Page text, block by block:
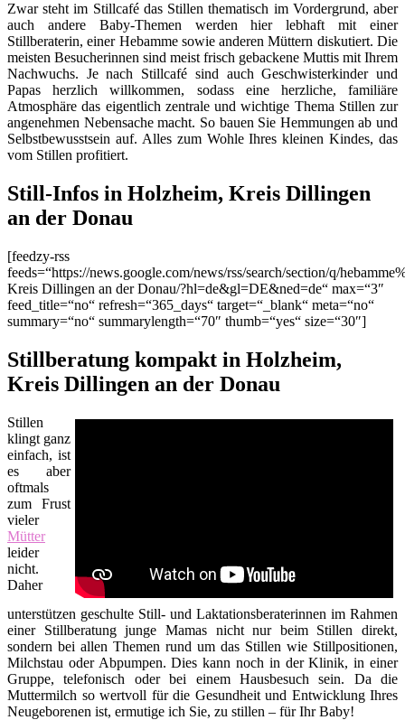
Zwar steht im Stillcafé das Stillen thematisch im Vordergrund, aber
auch andere Baby-Themen werden hier lebhaft mit einer
Stillberaterin, einer Hebamme sowie anderen Müttern diskutiert. Die
meisten Besucherinnen sind meist frisch gebackene Muttis mit Ihrem
Nachwuchs. Je nach Stillcafé sind auch Geschwisterkinder und
Papas herzlich willkommen, sodass eine herzliche, familiäre
Atmosphäre das eigentlich zentrale und wichtige Thema Stillen zur
angenehmen Nebensache macht. So bauen Sie Hemmungen ab und
Selbstbewusstsein auf. Alles zum Wohle Ihres kleinen Kindes, das
vom Stillen profitiert.
Still-Infos in Holzheim, Kreis Dillingen
an der Donau
[feedzy-rss
feeds=“https://news.google.com/news/rss/search/section/q/
Kreis Dillingen an der Donau/?hl=de&gl=DE&ned=de“ max=“3″
feed_title=“no“ refresh=“365_days“ target=“_blank“ meta=“no“
summary=“no“ summarylength=“70″ thumb=“yes“ size=“30″]
Stillberatung kompakt in Holzheim,
Kreis Dillingen an der Donau
Stillen
klingt ganz
einfach, ist
es aber
oftmals
zum Frust
vieler
Mütter
leider
nicht.
Daher
unterstützen geschulte Still- und Laktationsberaterinnen im Rahmen
einer Stillberatung junge Mamas nicht nur beim Stillen direkt,
sondern bei allen Themen rund um das Stillen wie Stillpositionen,
Milchstau oder Abpumpen. Dies kann noch in der Klinik, in einer
Gruppe, telefonisch oder bei einem Hausbesuch sein. Da die
Muttermilch so wertvoll für die Gesundheit und Entwicklung Ihres
Neugeborenen ist, ermutige ich Sie, zu stillen – für Ihr Baby!